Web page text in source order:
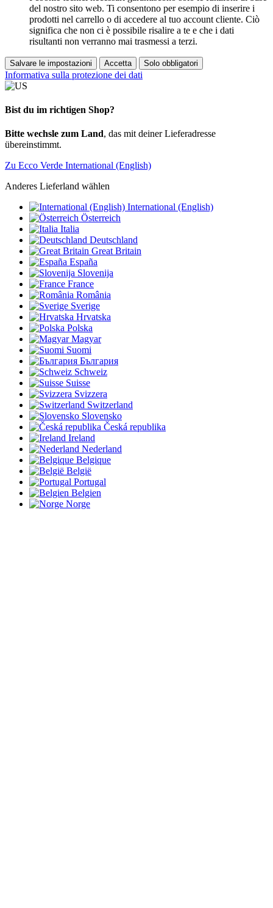
del nostro sito web. Ti consentono per esempio di inserire i
prodotti nel carrello o di accedere al tuo account cliente. Ciò
significa che non ci è possibile risalire a te e che i dati
risultanti non verranno mai trasmessi a terzi.
Salvare le impostazioni Accetta Solo obbligatori
Informativa sulla protezione dei dati
Bist du im richtigen Shop?
Bitte wechsle zum Land, das mit deiner Lieferadresse
übereinstimmt.
Zu Ecco Verde International (English)
Anderes Lieferland wählen
International (English)
Österreich
Italia
Deutschland
Great Britain
España
Slovenija
France
România
Sverige
Hrvatska
Polska
Magyar
Suomi
България
Schweiz
Suisse
Svizzera
Switzerland
Slovensko
Česká republika
Ireland
Nederland
Belgique
België
Portugal
Belgien
Norge